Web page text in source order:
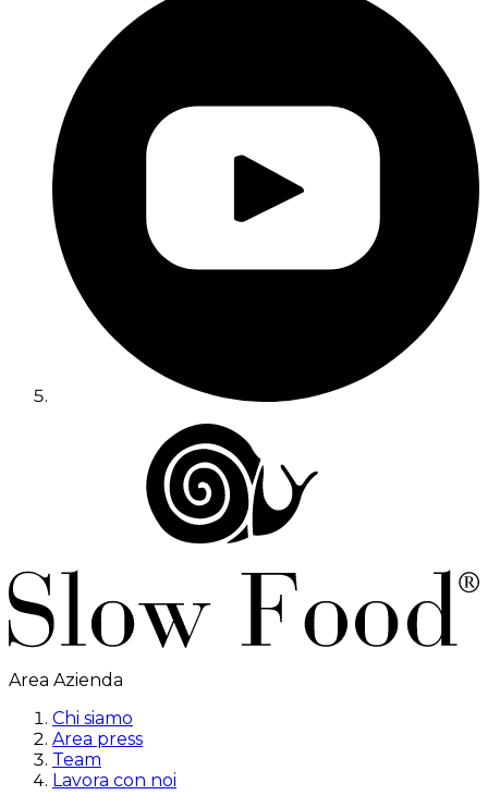
Area Azienda
Chi siamo
Area press
Team
Lavora con noi